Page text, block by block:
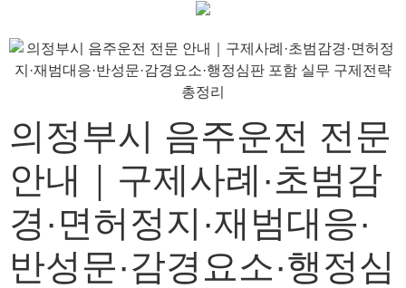
의정부시 음주운전 전문
안내｜구제사례·초범감
경·면허정지·재범대응·
반성문·감경요소·행정심